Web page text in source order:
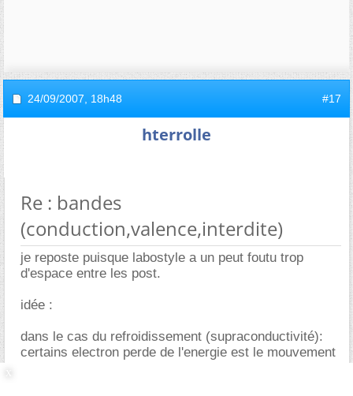
24/09/2007, 18h48 #17
hterrolle
Re : bandes
(conduction,valence,interdite)
je reposte puisque labostyle a un peut foutu trop
d'espace entre les post.
idée :
dans le cas du refroidissement (supraconductivité):
certains electron perde de l'energie est le mouvement